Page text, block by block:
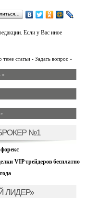
Если у Вас иное
теме статьи - Задать вопрос »
«
№1
VIP трейдеров бесплатно
ЛИДЕР»